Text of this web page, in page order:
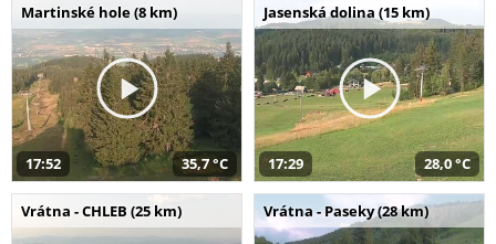
Martinské hole (8 km)
17:52 35,7 °C
Jasenská dolina (15 km)
17:29 28,0 °C
Vrátna - CHLEB (25 km) Vrátna - Paseky (28 km)